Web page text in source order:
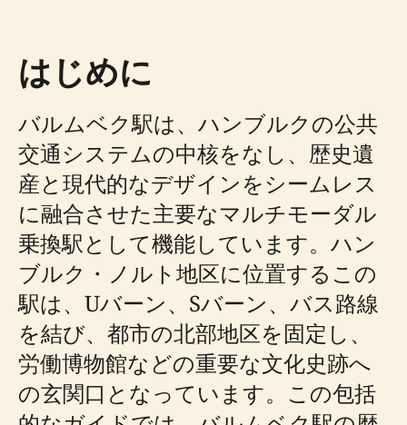
はじめに
バルムベク駅は、ハンブルクの公共
交通システムの中核をなし、歴史遺
産と現代的なデザインをシームレス
に融合させた主要なマルチモーダル
乗換駅として機能しています。ハン
ブルク・ノルト地区に位置するこの
駅は、Uバーン、Sバーン、バス路線
を結び、都市の北部地区を固定し、
労働博物館などの重要な文化史跡へ
の玄関口となっています。この包括